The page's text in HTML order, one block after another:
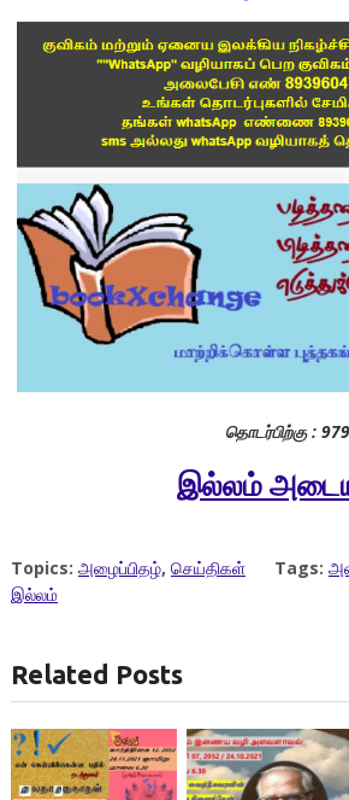
தொடர்பிற்கு :
இல்லம்
Topics: அழைப்பிதழ், செய்திகள் Tags:
இல்லம்
Related Posts